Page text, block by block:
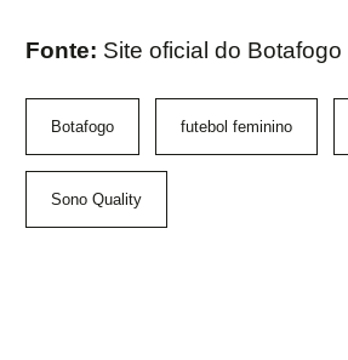
Fonte: Site oficial do Botafogo
Botafogo futebol feminino
Sono Quality